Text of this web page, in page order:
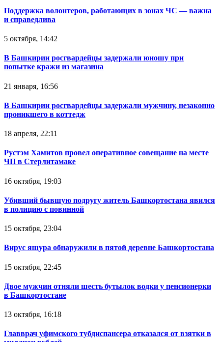
Поддержка волонтеров, работающих в зонах ЧС — важна
и справедлива
5 октября, 14:42
В Башкирии росгвардейцы задержали юношу при
попытке кражи из магазина
21 января, 16:56
В Башкирии росгвардейцы задержали мужчину, незаконно
проникшего в коттедж
18 апреля, 22:11
Рустэм Хамитов провел оперативное совещание на месте
ЧП в Стерлитамаке
16 октября, 19:03
Убивший бывшую подругу житель Башкортостана явился
в полицию с повинной
15 октября, 23:04
Вирус ящура обнаружили в пятой деревне Башкортостана
15 октября, 22:45
Двое мужчин отняли шесть бутылок водки у пенсионерки
в Башкортостане
13 октября, 16:18
Главврач уфимского тубдиспансера отказался от взятки в